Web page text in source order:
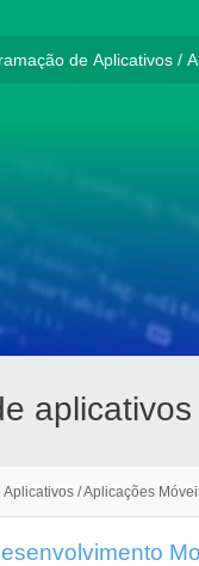
Aplicativos / Aplicações